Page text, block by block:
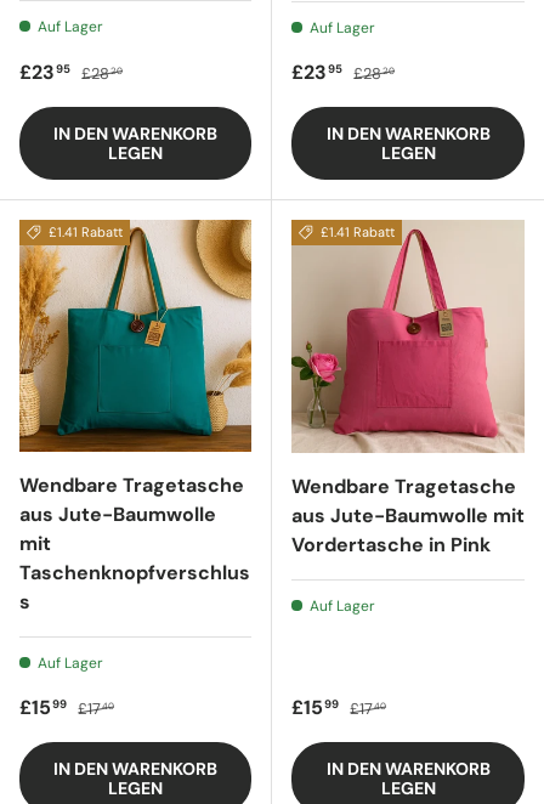
Auf Lager
Verkaufspreis
£2395 Regulärer Preis
£2820
IN DEN WARENKORB
LEGEN
Auf Lager
Verkaufspreis
£2395 Regulärer Preis
£2820
IN DEN WARENKORB
LEGEN
£1.41 Rabatt
Wendbare Tragetasche
aus Jute-Baumwolle
mit
Taschenknopfverschlus
s
Auf Lager
Verkaufspreis
£1599 Regulärer Preis
£1740
IN DEN WARENKORB
LEGEN
£1.41 Rabatt
Wendbare Tragetasche
aus Jute-Baumwolle mit
Vordertasche in Pink
Auf Lager
Verkaufspreis
£1599 Regulärer Preis
£1740
IN DEN WARENKORB
LEGEN